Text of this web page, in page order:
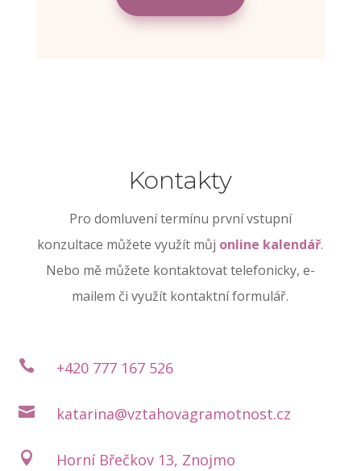
Kontakty
Pro domluvení termínu první vstupní
konzultace můžete využít můj online kalendář.
Nebo mě můžete kontaktovat telefonicky, e-
mailem či využít kontaktní formulář.
 +420 777 167 526
 katarina@vztahovagramotnost.cz
 Horní Břečkov 13, Znojmo